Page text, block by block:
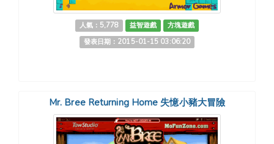
人氣：5,778 益智遊戲
方塊遊戲
發表日期：2015-01-15 03:06:20
Mr. Bree Returning Home 失憶小豬大冒險